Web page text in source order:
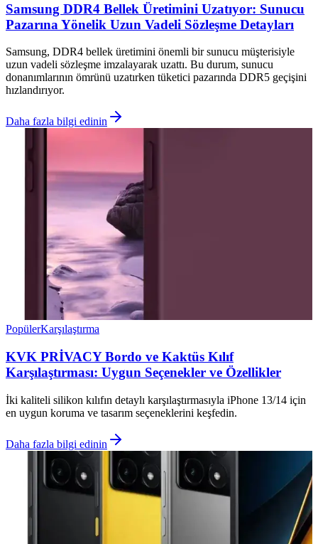
Samsung DDR4 Bellek Üretimini Uzatıyor: Sunucu
Pazarına Yönelik Uzun Vadeli Sözleşme Detayları
Samsung, DDR4 bellek üretimini önemli bir sunucu müşterisiyle
uzun vadeli sözleşme imzalayarak uzattı. Bu durum, sunucu
donanımlarının ömrünü uzatırken tüketici pazarında DDR5 geçişini
hızlandırıyor.
Daha fazla bilgi edinin
PopülerKarşılaştırma
KVK PRİVACY Bordo ve Kaktüs Kılıf
Karşılaştırması: Uygun Seçenekler ve Özellikler
İki kaliteli silikon kılıfın detaylı karşılaştırmasıyla iPhone 13/14 için
en uygun koruma ve tasarım seçeneklerini keşfedin.
Daha fazla bilgi edinin